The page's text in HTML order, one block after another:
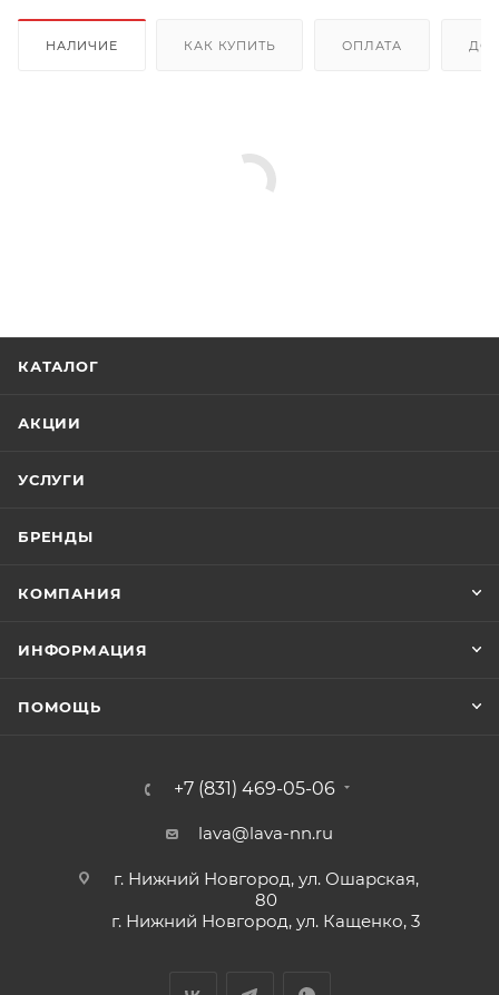
НАЛИЧИЕ КАК КУПИТЬ ОПЛАТА
КАТАЛОГ
АКЦИИ
УСЛУГИ
БРЕНДЫ
КОМПАНИЯ
ИНФОРМАЦИЯ
ПОМОЩЬ
+7 (831) 469-05-06
lava@lava-nn.ru
г. Нижний Новгород, ул. Ошарская,
80
г. Нижний Новгород, ул. Кащенко, 3